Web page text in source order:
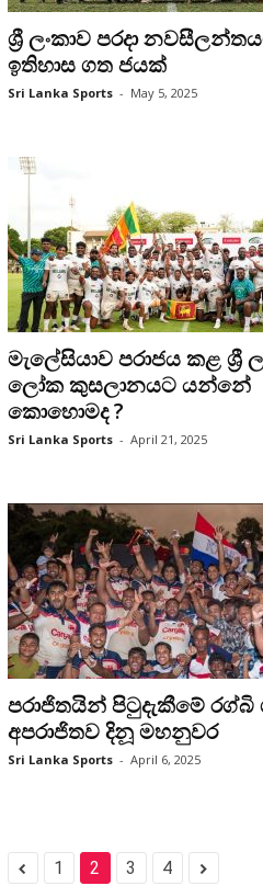
ශ්‍රී ලංකාව පරදා
ඉතිහාස ගත ජයක්
Sri Lanka Sports - May 5, 2025
මැලේසියාව පරාජය කළ ශ්‍රී
ලෝක කුසලානයට යන්නේ
කොහොමද ?
Sri Lanka Sports - April 21, 2025
පරාජිතයින් පිටුදැකීමේ රග්බි
අපරාජිතව දිනූ මහනුවර
Sri Lanka Sports - April 6, 2025
1 2 3 4